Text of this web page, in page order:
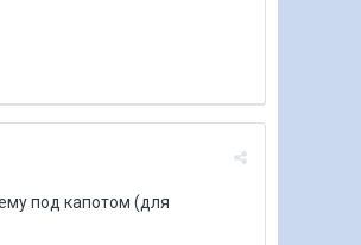
под капотом (для